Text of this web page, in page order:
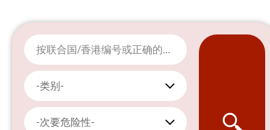
-类别-
-次要危险性-